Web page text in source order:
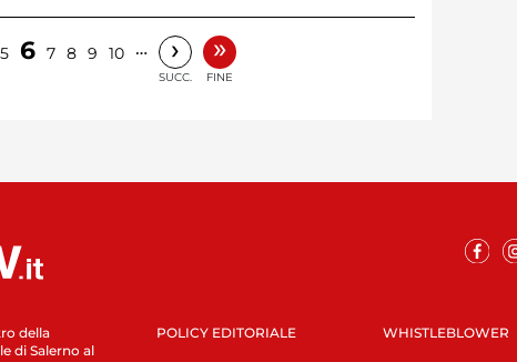
5 6 7 8 9 10 … ›
SUCC.
»
FINE
della
di Salerno al
POLICY EDITORIALE WHISTLEBLOWER